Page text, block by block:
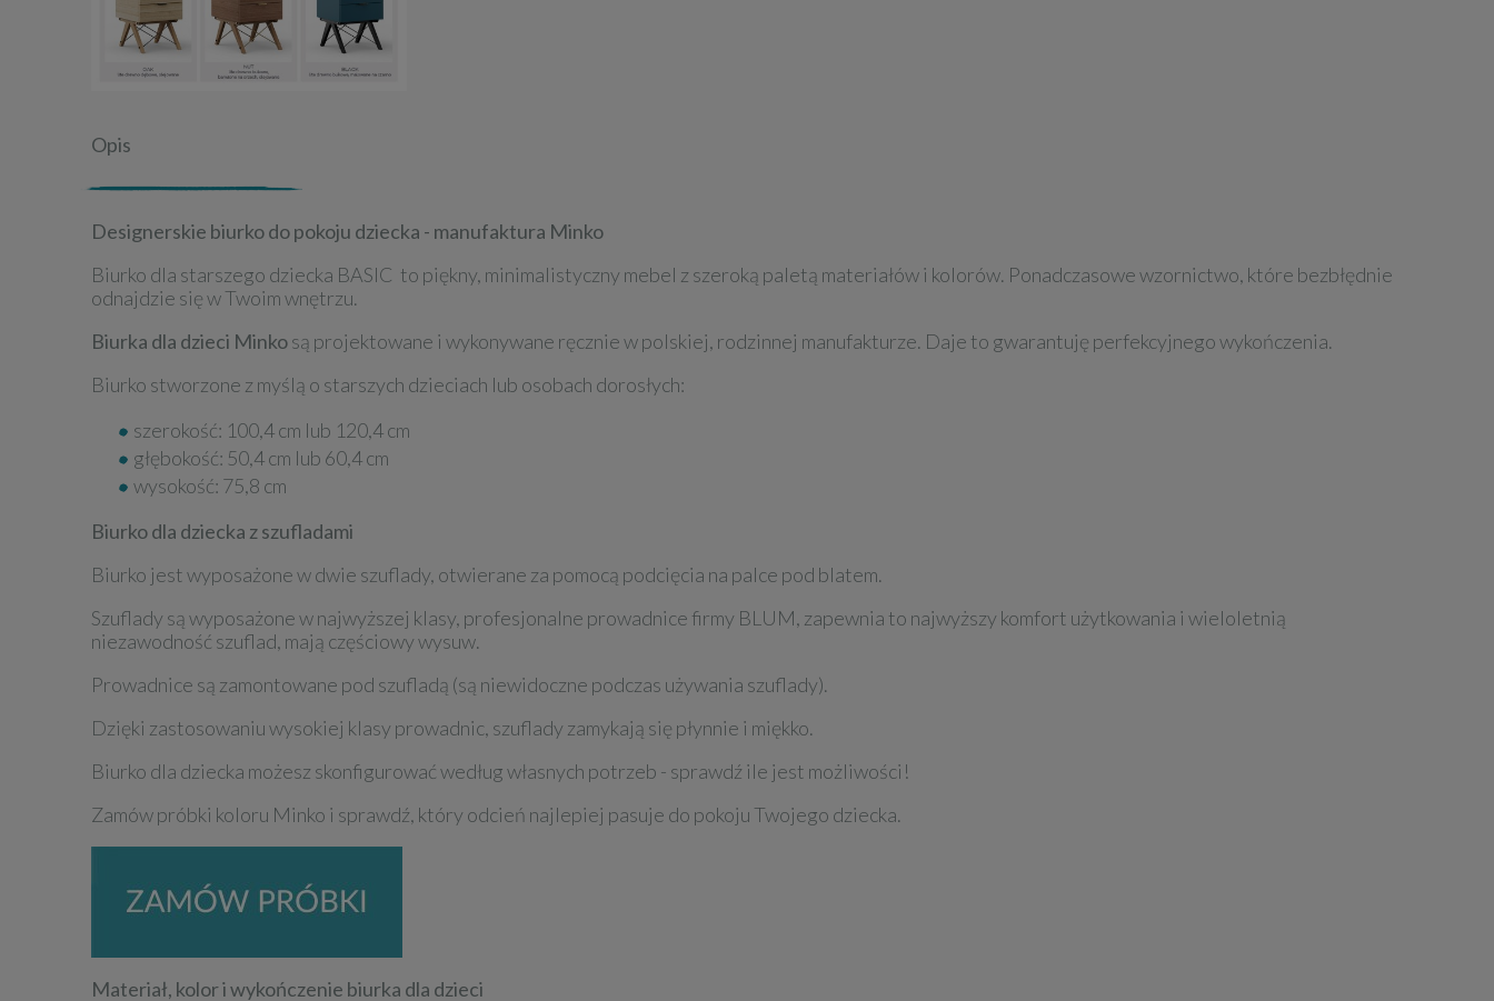
Opis
Designerskie biurko do pokoju dziecka - manufaktura Minko
Biurko dla starszego dziecka BASIC to piękny, minimalistyczny mebel z szeroką paletą materiałów i kolorów. Ponadczasowe wzornictwo, które bezbłędnie
odnajdzie się w Twoim wnętrzu.
Biurka dla dzieci Minkosą projektowane i wykonywane ręcznie w polskiej, rodzinnej manufakturze. Daje to gwarantuję perfekcyjnego wykończenia.
Biurko stworzone z myślą o starszych dzieciach lub osobach dorosłych:
szerokość: 100,4 cm lub 120,4 cm
głębokość: 50,4 cm lub 60,4 cm
wysokość: 75,8 cm
Biurko dla dziecka z szufladami
Biurko jest wyposażone w dwie szuflady, otwierane za pomocą podcięcia na palce pod blatem.
Szuflady są wyposażone w najwyższej klasy, profesjonalne prowadnice firmy BLUM, zapewnia to najwyższy komfort użytkowania i wieloletnią
niezawodność szuflad, mają częściowy wysuw.
Prowadnice są zamontowane pod szufladą (są niewidoczne podczas używania szuflady).
Dzięki zastosowaniu wysokiej klasy prowadnic, szuflady zamykają się płynnie i miękko.
Biurko dla dziecka możesz skonfigurować według własnych potrzeb - sprawdź ile jest możliwości!
Zamów próbki koloru Minko i sprawdź, który odcień najlepiej pasuje do pokoju Twojego dziecka.
Materiał, kolor i wykończenie biurka dla dzieci